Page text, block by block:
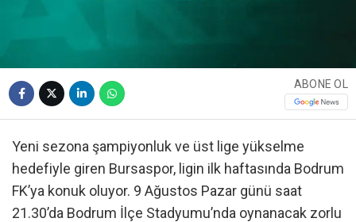
ABONE OL
Yeni sezona şampiyonluk ve üst lige yükselme
hedefiyle giren Bursaspor, ligin ilk haftasında Bodrum
FK’ya konuk oluyor. 9 Ağustos Pazar günü saat
21.30’da Bodrum İlçe Stadyumu’nda oynanacak zorlu